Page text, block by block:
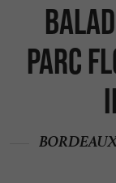
parc